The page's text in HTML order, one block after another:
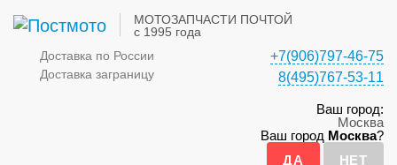
МОТОЗАПЧАСТИ ПОЧТОЙ
с 1995 года
Доставка по России
Доставка заграницу
+7(906)797-46-75
8(495)767-53-11
Ваш город:
Москва
Ваш город Москва?